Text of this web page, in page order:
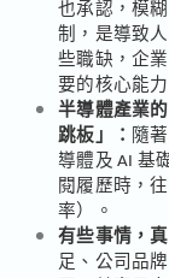
也承認，模
制，是導致
些職缺，企
要的核心能力
半導體產業
跳板」： 隨
導體及 AI 基
閱履歷時，
率）。
有些事情，
足、公司品